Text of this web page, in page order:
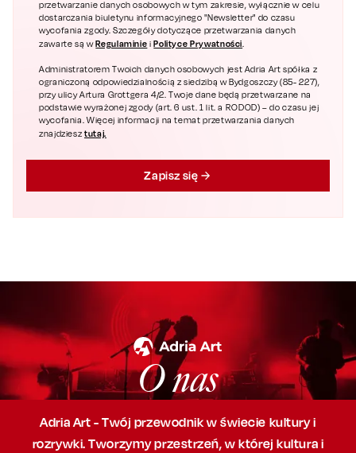
przetwarzanie danych osobowych w tym zakresie, wyłącznie w celu
dostarczania biuletynu informacyjnego "Newsletter" do czasu
wycofania zgody. Szczegóły dotyczące przetwarzania danych
zawarte są wRegulaminie i Polityce Prywatności.
Administratorem Twoich danych osobowych jest Adria Art spółka z
ograniczoną odpowiedzialnością z siedzibą w Bydgoszczy (85- 227),
przy ulicy Artura Grottgera 4/2. Twoje dane będą przetwarzane na
podstawie wyrażonej zgody (art. 6 ust. 1 lit. a RODOD) – do czasu jej
wycofania. Więcej informacji na temat przetwarzania danych
znajdziesztutaj.
Zapisz się
O nas
Adria Art - Twój przewodnik w świecie kultury i
rozrywki. Tworzymy przestrzeń,w której kultura i